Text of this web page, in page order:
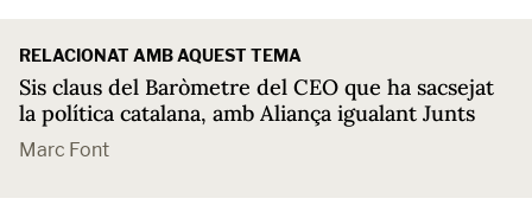
RELACIONAT AMB AQUEST TEMA
Sis claus del Baròmetre del CEO que ha sacsejat
la política catalana, amb Aliança igualant Junts
Marc Font